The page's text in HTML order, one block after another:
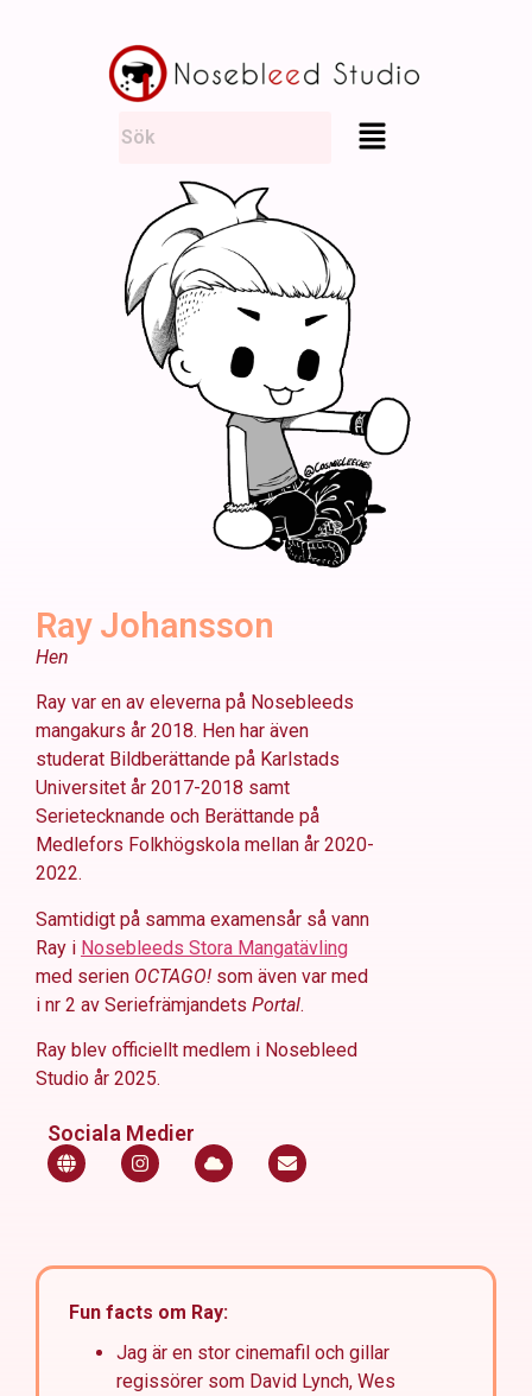
Ray Johansson
Hen
Ray var en av eleverna på Nosebleeds
mangakurs år 2018. Hen har även
studerat Bildberättande på Karlstads
Universitet år 2017-2018 samt
Serietecknande och Berättande på
Medlefors Folkhögskola mellan år 2020-
2022.
Samtidigt på samma examensår så vann
Ray i Nosebleeds Stora Mangatävling
med serien OCTAGO! som även var med
i nr 2 av Seriefrämjandets Portal.
Ray blev officiellt medlem i Nosebleed
Studio år 2025.
Sociala Medier
Fun facts om Ray:
Jag är en stor cinemafil och gillar
regissörer som David Lynch, Wes